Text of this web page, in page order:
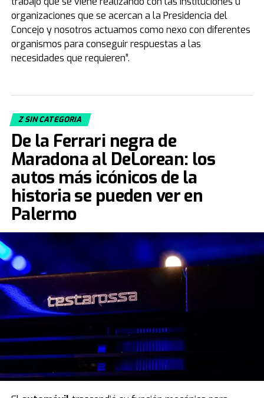
organizaciones que se acercan a la Presidencia del
Concejo y nosotros actuamos como nexo con diferentes
organismos para conseguir respuestas a las
necesidades que requieren”.
Z SIN CATEGORIA
De la Ferrari negra de
Maradona al DeLorean: los
autos más icónicos de la
historia se pueden ver en
Palermo